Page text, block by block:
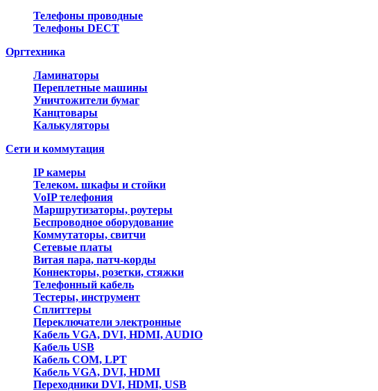
Телефоны проводные
Телефоны DECT
Оргтехника
Ламинаторы
Переплетные машины
Уничтожители бумаг
Канцтовары
Калькуляторы
Сети и коммутация
IP камеры
Телеком. шкафы и стойки
VoIP телефония
Маршрутизаторы, роутеры
Беспроводное оборудование
Коммутаторы, свитчи
Сетевые платы
Витая пара, патч-корды
Коннекторы, розетки, стяжки
Телефонный кабель
Тестеры, инструмент
Сплиттеры
Переключатели электронные
Кабель VGA, DVI, HDMI, AUDIO
Кабель USB
Кабель COM, LPT
Кабель VGA, DVI, HDMI
Переходники DVI, HDMI, USB